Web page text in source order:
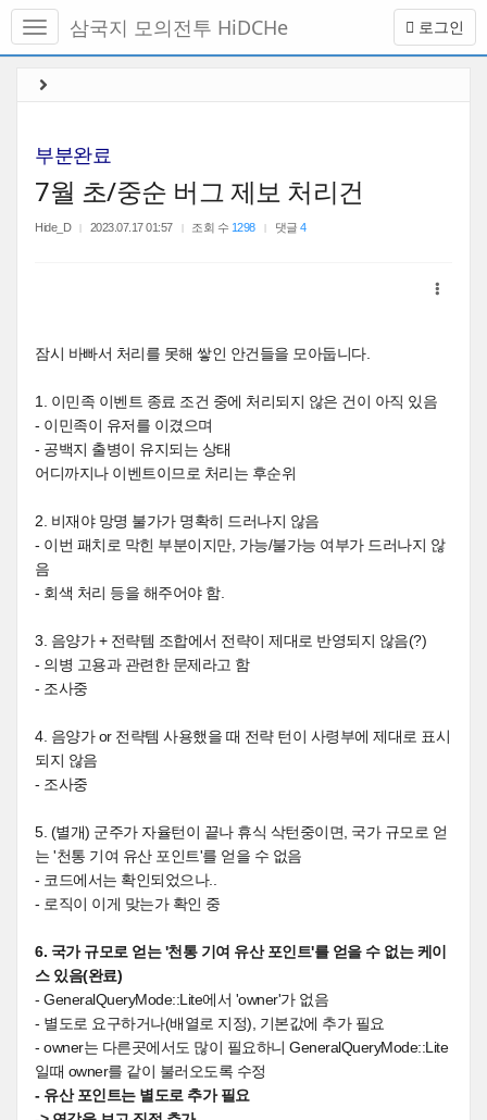
메
토
로그인
삼국지 모의전투 HiDCHe
부분완료
7월 초/중순 버그 제보 처리건
Hide_D 2023.07.17 01:57 조회 수 1298 댓글4
잠시 바빠서 처리를 못해 쌓인 안건들을 모아둡니다.
1. 이민족 이벤트 종료 조건 중에 처리되지 않은 건이 아직 있음
- 이민족이 유저를 이겼으며
- 공백지 출병이 유지되는 상태
어디까지나 이벤트이므로 처리는 후순위
2. 비재야 망명 불가가 명확히 드러나지 않음
- 이번 패치로 막힌 부분이지만, 가능/불가능 여부가 드러나지 않
음
- 회색 처리 등을 해주어야 함.
3. 음양가 + 전략템 조합에서 전략이 제대로 반영되지 않음(?)
- 의병 고용과 관련한 문제라고 함
- 조사중
4. 음양가 or 전략템 사용했을 때 전략 턴이 사령부에 제대로 표시
되지 않음
- 조사중
5. (별개) 군주가 자율턴이 끝나 휴식 삭턴중이면, 국가 규모로 얻
는 '천통 기여 유산 포인트'를 얻을 수 없음
- 코드에서는 확인되었으나..
- 로직이 이게 맞는가 확인 중
6. 국가 규모로 얻는 '천통 기여 유산 포인트'를 얻을 수 없는 케이
스 있음(완료)
- GeneralQueryMode::Lite에서 'owner'가 없음
- 별도로 요구하거나(배열로 지정), 기본값에 추가 필요
- owner는 다른곳에서도 많이 필요하니 GeneralQueryMode::Lite
일때 owner를 같이 불러오도록 수정
- 유산 포인트는 별도로 추가 필요